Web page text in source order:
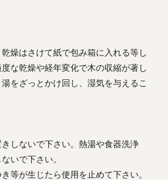
燥はさけて紙で包み箱に入れる等し
な乾燥や経年変化で木の収縮が著し
をざっとかけ回し、湿気を与えるこ
しないで下さい。熱湯や食器洗浄
いで下さい。
等が生じたら使用を止めて下さい。